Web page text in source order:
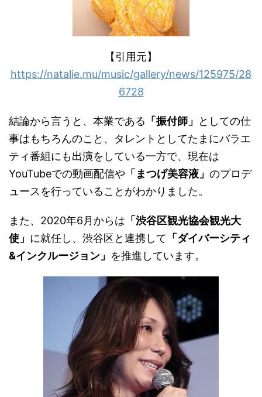
【引用元】
https://natalie.mu/music/gallery/news/125975/28
6728
結論から言うと、本業である 「振付師」
としての仕
事はもちろんのこと、タレントとしてたまにバラエ
ティ番組にも出演をしている一方で、現在は
YouTubeでの動画配信や 「まつげ美容液」 のプロデ
ュースを行っていることがわかりました。
また、 2020年6 月からは 「渋谷区観光協会観光大
使」 に就任し、渋谷区と連携して 「ダイバーシティ
&インクルージョン」 を推進しています。